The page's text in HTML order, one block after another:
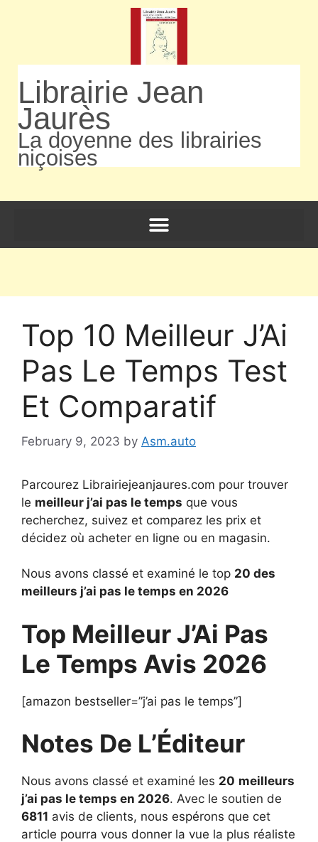
Librairie Jean
Jaurès
La doyenne des librairies
niçoises
Top 10 Meilleur J’Ai
Pas Le Temps Test
Et Comparatif
February 9, 2023 by Asm.auto
Parcourez Librairiejeanjaures.com pour trouver
le meilleur j’ai pas le temps que vous
recherchez, suivez et comparez les prix et
décidez où acheter en ligne ou en magasin.
Nous avons classé et examiné le top 20 des
meilleurs j’ai pas le temps en 2026
Top Meilleur J’Ai Pas
Le Temps Avis 2026
[amazon bestseller=”j’ai pas le temps”]
Notes De L’Éditeur
Nous avons classé et examiné les 20 meilleurs
j’ai pas le temps en 2026. Avec le soutien de
6811 avis de clients, nous espérons que cet
article pourra vous donner la vue la plus réaliste